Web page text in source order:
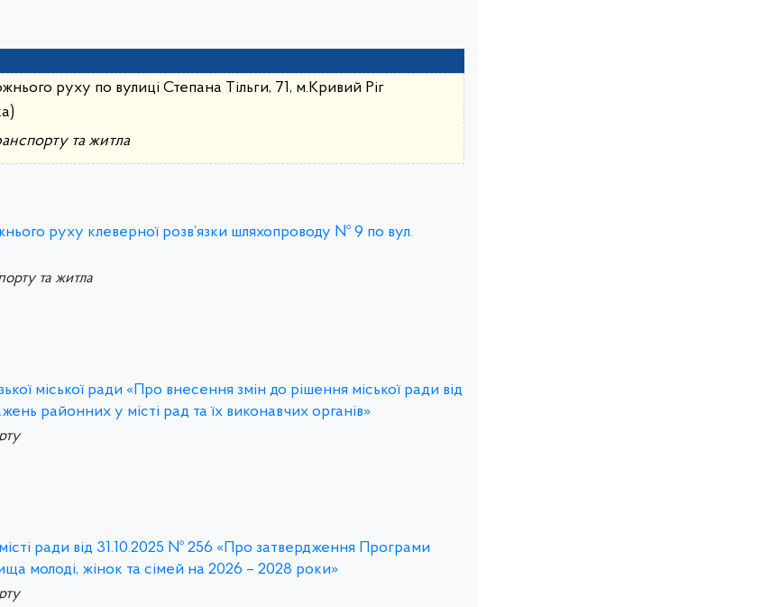
руху по вулиці Степана Тільги, 71, м.Кривий Ріг
та житла
руху клеверної розв’язки шляхопроводу № 9 по вул.
та житла
міської ради «Про внесення змін до рішення міської ради від
районних у місті рад та їх виконавчих органів»
ради від 31.10.2025 № 256 «Про затвердження Програми
молоді, жінок та сімей на 2026 – 2028 роки»